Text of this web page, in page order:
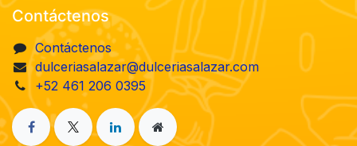
Contáctenos
Contáctenos
dulceriasalazar@dulceriasalazar.com
+52 461 206 0395